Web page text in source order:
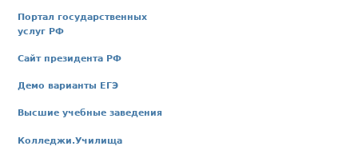
Портал государственных
услуг РФ
Сайт президента РФ
Демо варианты ЕГЭ
Высшие учебные заведения
Колледжи.Училища